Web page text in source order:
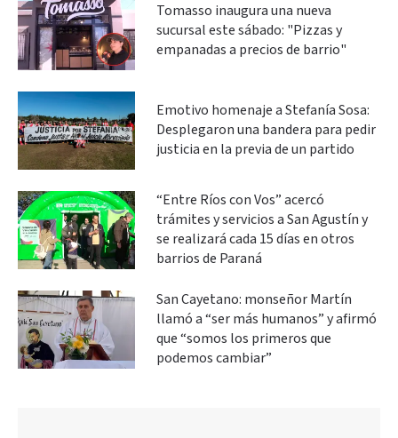
Tomasso inaugura una nueva
sucursal este sábado: "Pizzas y
empanadas a precios de barrio"
Emotivo homenaje a Stefanía Sosa:
Desplegaron una bandera para pedir
justicia en la previa de un partido
“Entre Ríos con Vos” acercó
trámites y servicios a San Agustín y
se realizará cada 15 días en otros
barrios de Paraná
San Cayetano: monseñor Martín
llamó a “ser más humanos” y afirmó
que “somos los primeros que
podemos cambiar”